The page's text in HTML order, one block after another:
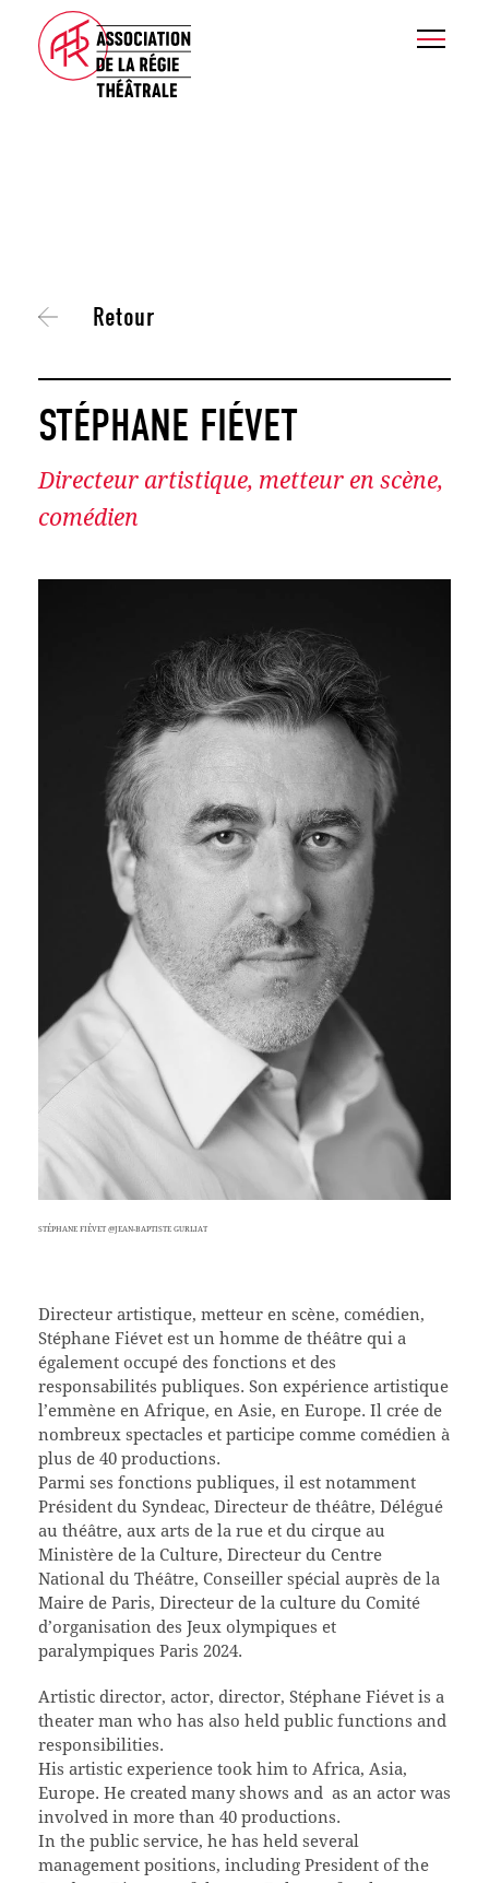
Retour
STÉPHANE FIÉVET
Directeur artistique, metteur en scène,
comédien
STÉPHANE FIÉVET @JEAN-BAPTISTE GURLIAT
Directeur artistique, metteur en scène, comédien,
Stéphane Fiévet est un homme de théâtre qui a
également occupé des fonctions et des
responsabilités publiques. Son expérience artistique
l’emmène en Afrique, en Asie, en Europe. Il crée de
nombreux spectacles et participe comme comédien à
plus de 40 productions.
Parmi ses fonctions publiques, il est notamment
Président du Syndeac, Directeur de théâtre, Délégué
au théâtre, aux arts de la rue et du cirque au
Ministère de la Culture, Directeur du Centre
National du Théâtre, Conseiller spécial auprès de la
Maire de Paris, Directeur de la culture du Comité
d’organisation des Jeux olympiques et
paralympiques Paris 2024.
Artistic director, actor, director, Stéphane Fiévet is a
theater man who has also held public functions and
responsibilities.
His artistic experience took him to Africa, Asia,
Europe. He created many shows and as an actor was
involved in more than 40 productions.
In the public service, he has held several
management positions, including President of the